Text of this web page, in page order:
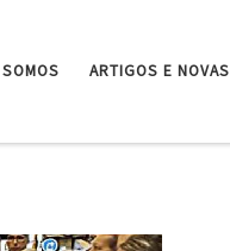
ARTIGOS E NOVAS